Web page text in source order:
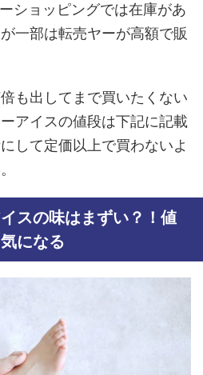
ショッピングでは在庫があ
一部は転売ヤーが高額で販
も出してまで買いたくない
アイスの値段は下記に記載
して定価以上で買わないよ
スの味はまずい？！値
になる